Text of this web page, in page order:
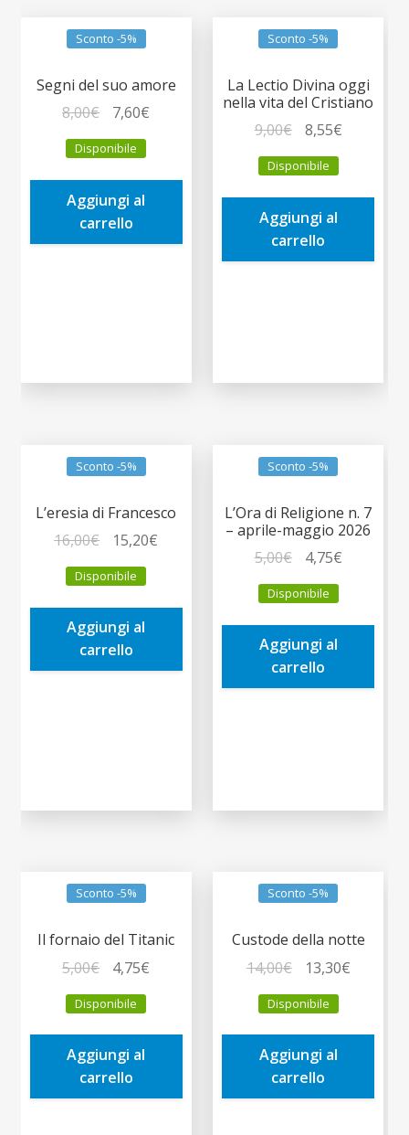
Sconto -5%
Segni del suo amore
8,00€
prezzo
originale
era:
8,00€.
7,60€
è:
Disponibile
Aggiungi al
carrello
Sconto -5%
La Lectio Divina oggi
nella vita del Cristiano
9,00€
prezzo
originale
era:
9,00€.
8,55€Il
è:
Disponibile
Aggiungi al
carrello
Sconto -5%
L’eresia di Francesco
16,00€
prezzo
originale
era:
16,00€.
15,20€
è:
Disponibile
Aggiungi al
carrello
Sconto -5%
L’Ora di Religione n. 7
– aprile-maggio 2026
5,00€
prezzo
originale
era:
5,00€.
4,75€Il
è:
Disponibile
Aggiungi al
carrello
Sconto -5%
Il fornaio del Titanic
5,00€
prezzo
originale
era:
5,00€.
4,75€
è:
Disponibile
Aggiungi al
carrello
Sconto -5%
Custode della notte
14,00€
prezzo
originale
era:
14,00€.
13,30€Il
è:
Disponibile
Aggiungi al
carrello